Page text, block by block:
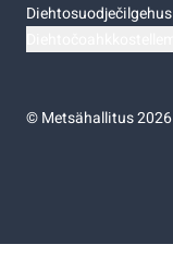
Diehtosuodječilgehus
©Metsähallitus 2026